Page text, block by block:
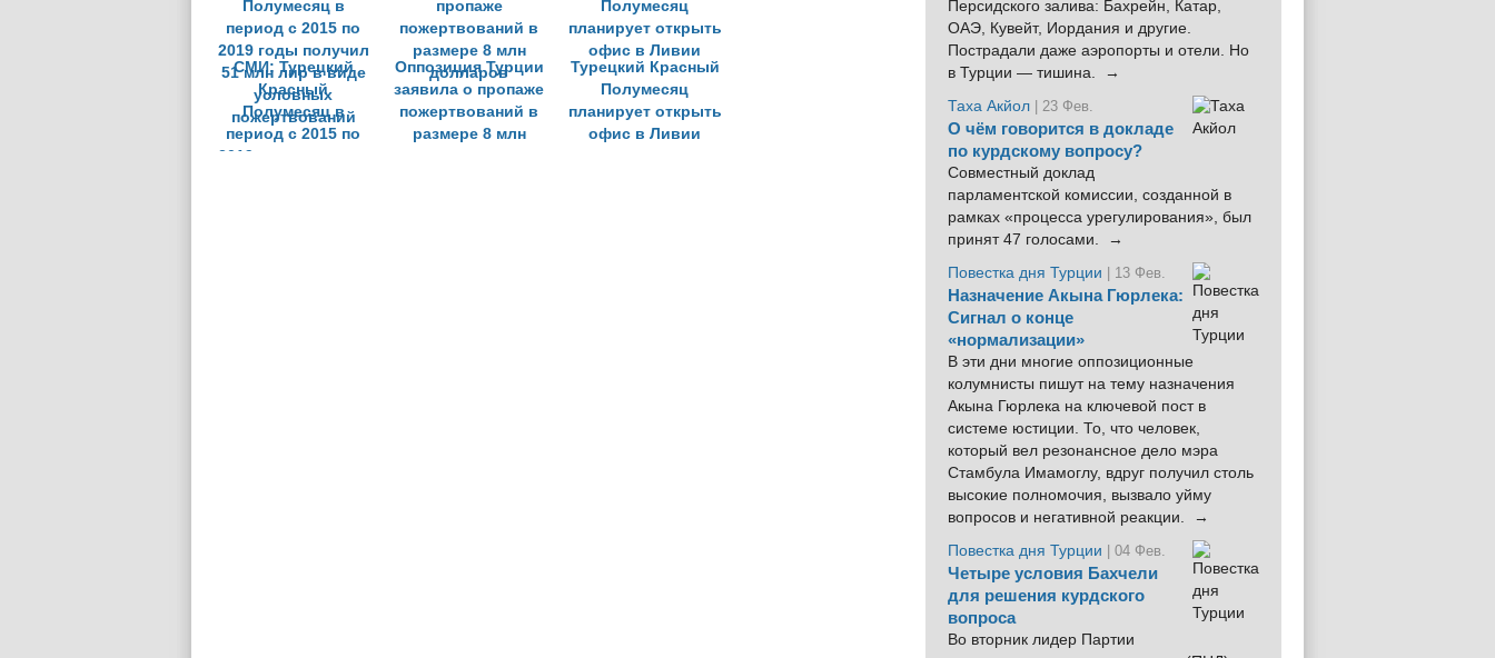
СМИ: Турецкий
Красный
Полумесяц в
период с 2015 по
2019 годы получил
Оппозиция Турции
заявила о пропаже
пожертвований в
размере 8 млн
Турецкий Красный
Полумесяц
планирует открыть
офис в Ливии
Персидского залива: Бахрейн, Катар,
ОАЭ, Кувейт, Иордания и другие.
Пострадали даже аэропорты и отели. Но
в Турции — тишина. →
Таха Акйол | 23 Фев.
О чём говорится в докладе
по курдскому вопросу?
Совместный доклад
парламентской комиссии, созданной в
рамках «процесса урегулирования», был
принят 47 голосами. →
Повестка дня Турции
| 13 Фев.
Назначение Акына Гюрлека:
Сигнал о конце
«нормализации»
В эти дни многие оппозиционные
колумнисты пишут на тему назначения
Акына Гюрлека на ключевой пост в
системе юстиции. То, что человек,
который вел резонансное дело мэра
Стамбула Имамоглу, вдруг получил столь
высокие полномочия, вызвало уйму
вопросов и негативной реакции. →
Повестка дня Турции
| 04 Фев.
Четыре условия Бахчели
для решения курдского
вопроса
Во вторник лидер Партии